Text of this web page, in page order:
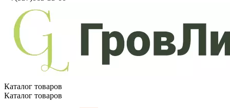
Каталог товаров
Каталог товаров